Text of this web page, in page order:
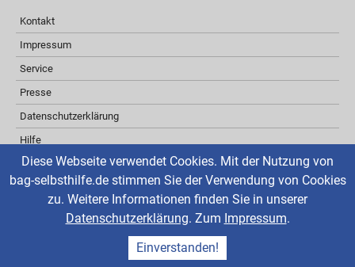
Diese Webseite verwendet Cookies. Mit der Nutzung von
bag-selbsthilfe.de stimmen Sie der Verwendung von Cookies
zu. Weitere Informationen finden Sie in unserer
Datenschutzerklärung. Zum Impressum.
Einverstanden!
Kontakt
Impressum
Service
Presse
Datenschutzerklärung
Hilfe
Barrierefreiheit
Inhaltsverzeichnis
Über ReadSpeaker